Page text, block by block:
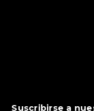
Suscribirse a